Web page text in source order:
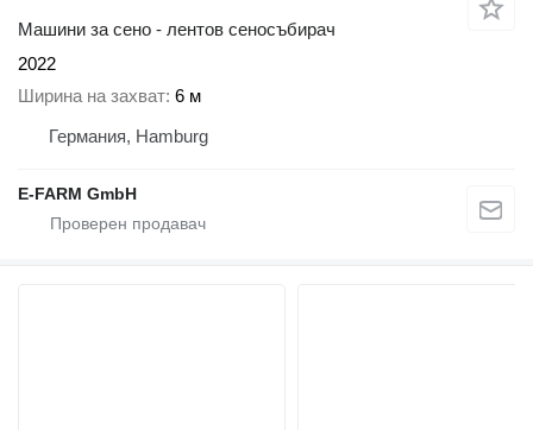
Машини за сено - лентов сеносъбирач
2022
Ширина на захват 6 м
Германия, Hamburg
E-FARM GmbH